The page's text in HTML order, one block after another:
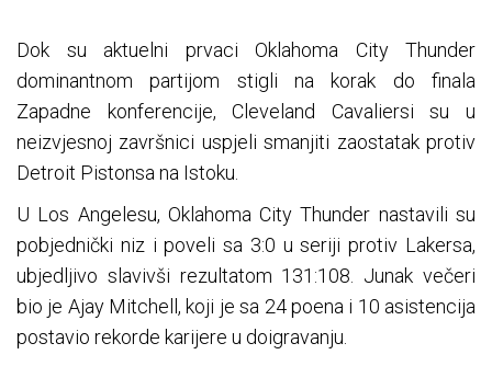
Dok su aktuelni prvaci Oklahoma City Thunder
dominantnom partijom stigli na korak do finala
Zapadne konferencije, Cleveland Cavaliersi su u
neizvjesnoj završnici uspjeli smanjiti zaostatak protiv
Detroit Pistonsa na Istoku.
U Los Angelesu, Oklahoma City Thunder nastavili su
pobjednički niz i poveli sa 3:0 u seriji protiv Lakersa,
ubjedljivo slavivši rezultatom 131:108. Junak večeri
bio je Ajay Mitchell, koji je sa 24 poena i 10 asistencija
postavio rekorde karijere u doigravanju.